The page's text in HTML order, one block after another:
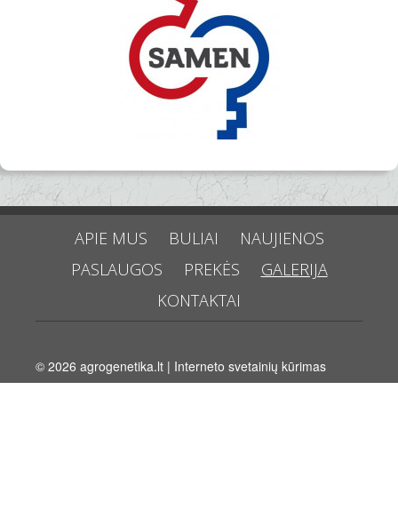
APIE MUS BULIAI
NAUJIENOS
PASLAUGOS
PREKĖS
GALERIJA
KONTAKTAI
© 2026 agrogenetika.lt | Interneto svetainių kūrimas